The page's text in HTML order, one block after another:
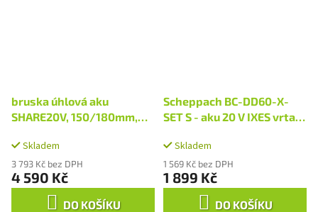
bruska úhlová aku
SHARE20V, 150/180mm,
Skladem
3 793 Kč bez DPH
4 590 Kč
DO KOŠÍKU
Scheppach BC-DD60-X-
SET S - aku 20 V IXES vrtací
nabíječka 2,4 A
Skladem
1 569 Kč bez DPH
1 899 Kč
DO KOŠÍKU